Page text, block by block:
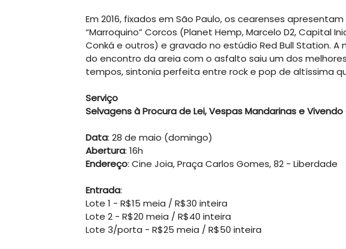
Em 2016, fixados em São Paulo, os cearenses apresentam
“Marroquino” Corcos (Planet Hemp, Marcelo D2, Capital
Conká e outros) e gravado no estúdio Red Bull Station.
do encontro da areia com o asfalto saiu um dos
tempos, sintonia perfeita entre rock e pop de altíssima
Serviço
Selvagens à Procura de Lei, Vespas Mandarinas e
Data: 28 de maio (domingo)
Abertura: 16h
Endereço: Cine Joia, Praça Carlos Gomes, 82 - Liberdade
Entrada:
Lote 1 - R$15 meia / R$30 inteira
Lote 2 - R$20 meia / R$40 inteira
Lote 3/porta - R$25 meia / R$50 inteira